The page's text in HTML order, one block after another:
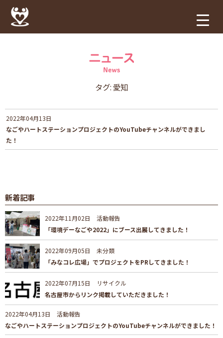
タグ: 愛知
2022年04月13日
なごやハートステーションプロジェクトのYouTubeチャンネルができまし
た！
新着記事
2022年11月02日
活動報告
「環境デーなごや2022」にブース出展してきました！
2022年09月05日
未分類
「みなコレ広場」でプロジェクトをPRしてきました！
2022年07月15日
リサイクル
名古屋市からリンク掲載していただきました！
2022年04月13日
活動報告
なごやハートステーションプロジェクトのYouTubeチャンネルができました！